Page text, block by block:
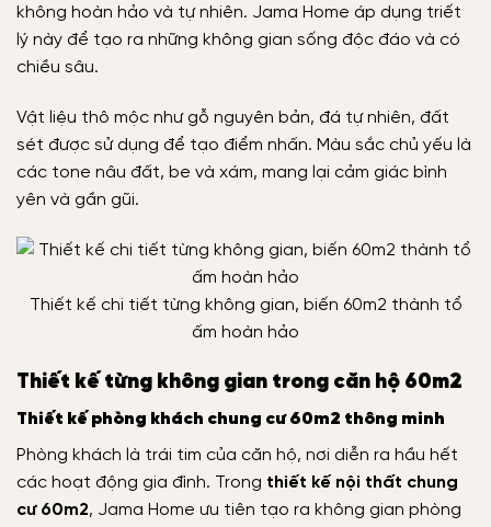
không hoàn hảo và tự nhiên. Jama Home áp dụng triết
lý này để tạo ra những không gian sống độc đáo và có
chiều sâu.
Vật liệu thô mộc như gỗ nguyên bản, đá tự nhiên, đất
sét được sử dụng để tạo điểm nhấn. Màu sắc chủ yếu là
các tone nâu đất, be và xám, mang lại cảm giác bình
yên và gần gũi.
Thiết kế chi tiết từng không gian, biến 60m2 thành tổ
ấm hoàn hảo
Thiết kế từng không gian trong căn hộ 60m2
Thiết kế phòng khách chung cư 60m2 thông minh
Phòng khách là trái tim của căn hộ, nơi diễn ra hầu hết
các hoạt động gia đình. Trong thiết kế nội thất chung
cư 60m2, Jama Home ưu tiên tạo ra không gian phòng